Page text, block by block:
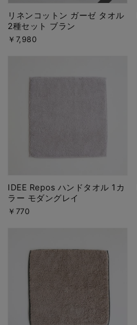
リネンコットン ガーゼ タオル
2種セット ブラン
￥7,980
IDEE Repos ハンドタオル 1カ
ラー モダングレイ
￥770